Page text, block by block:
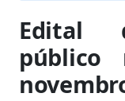
Edital